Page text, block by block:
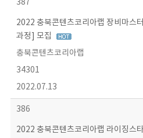
387
2022 충북콘텐츠코리아랩 장비마스
과정] 모집
충북콘텐츠코리아랩
34301
2022.07.13
386
2022 충북콘텐츠코리아랩 라이징스